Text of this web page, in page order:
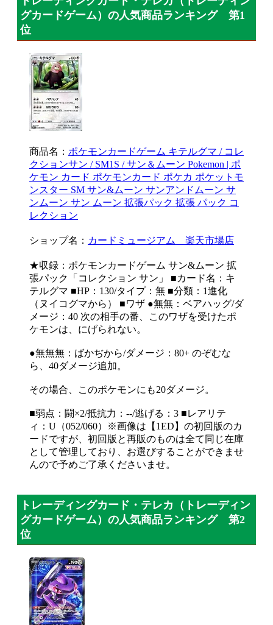
グカードゲーム）の人気商品ランキング 第1
位
商品名： ポケモンカードゲーム キテルグマ / コレ
クションサン / SM1S / サン＆ムーン Pokemon | ポ
ケモン カード ポケモンカード ポケカ ポケットモ
ンスター SM サン&ムーン サンアンドムーン サ
ンムーン サン ムーン 拡張パック 拡張 パック コ
レクション
ショップ名： カードミュージアム 楽天市場店
★収録：ポケモンカードゲーム サン&ムーン 拡
張パック「コレクション サン」 ■カード名：キ
テルグマ ■HP：130/タイプ：無 ■分類：1進化
（ヌイコグマから） ■ワザ ●無無：ベアハッグ/ダ
メージ：40 次の相手の番、このワザを受けたポ
ケモンは、にげられない。
●無無無：ばかぢから/ダメージ：80+ のぞむな
ら、40ダメージ追加。
その場合、このポケモンにも20ダメージ。
■弱点：闘×2/抵抗力：--/逃げる：3 ■レアリテ
ィ：U（052/060）※画像は【1ED】の初回版のカ
ードですが、初回版と再販のものは全て同じ在庫
として管理しており、お選びすることができませ
んので予めご了承くださいませ。
トレーディングカード・テレカ（トレーディン
グカードゲーム）の人気商品ランキング 第2
位